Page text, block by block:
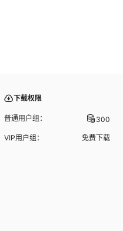
下载权限
普通用户组： 300
VIP用户组： 免费下载